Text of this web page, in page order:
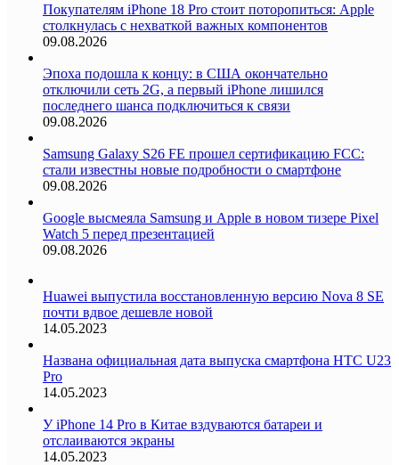
Покупателям iPhone 18 Pro стоит поторопиться: Apple
столкнулась с нехваткой важных компонентов
09.08.2026
Эпоха подошла к концу: в США окончательно
отключили сеть 2G, а первый iPhone лишился
последнего шанса подключиться к связи
09.08.2026
Samsung Galaxy S26 FE прошел сертификацию FCC:
стали известны новые подробности о смартфоне
09.08.2026
Google высмеяла Samsung и Apple в новом тизере Pixel
Watch 5 перед презентацией
09.08.2026
Huawei выпустила восстановленную версию Nova 8 SE
почти вдвое дешевле новой
14.05.2023
Названа официальная дата выпуска смартфона HTC U23
Pro
14.05.2023
У iPhone 14 Pro в Китае вздуваются батареи и
отслаиваются экраны
14.05.2023